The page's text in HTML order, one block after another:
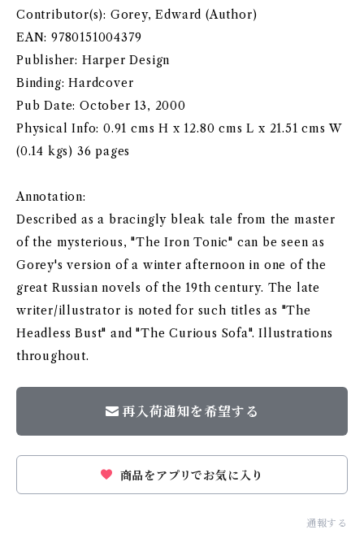
Contributor(s): Gorey, Edward (Author)
EAN: 9780151004379
Publisher: Harper Design
Binding: Hardcover
Pub Date: October 13, 2000
Physical Info: 0.91 cms H x 12.80 cms L x 21.51 cms W
(0.14 kgs) 36 pages
Annotation:
Described as a bracingly bleak tale from the master
of the mysterious, "The Iron Tonic" can be seen as
Gorey's version of a winter afternoon in one of the
great Russian novels of the 19th century. The late
writer/illustrator is noted for such titles as "The
Headless Bust" and "The Curious Sofa". Illustrations
throughout.
再入荷通知を希望する
商品をアプリでお気に入り
通報する